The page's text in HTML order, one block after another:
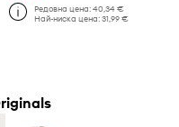
Редовна цена: 40,34 €
Най-ниска цена: 31,99 €